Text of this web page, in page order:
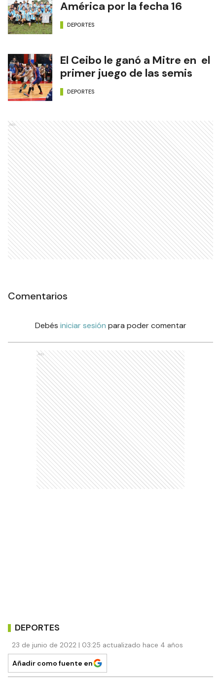
América por la fecha 16
DEPORTES
El Ceibo le ganó a Mitre en el
primer juego de las semis
DEPORTES
Ads
Comentarios
Debés iniciar sesión para poder comentar
Ads
DEPORTES
23 de junio de 2022 | 03:25 actualizado hace 4 años
Añadir como fuente en